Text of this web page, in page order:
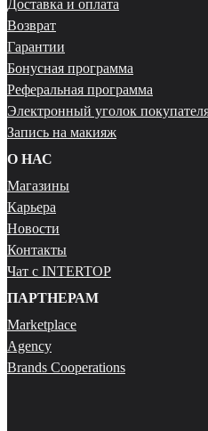
Доставка и оплата
Возврат
Гарантии
Бонусная программа
Реферальная программа
Электронный уголок
Запись на макияж
О НАС
Магазины
Карьера
Новости
Контакты
Чат с INTERTOP
ПАРТНЕРАМ
Marketplace
Agency
Brands Cooperations